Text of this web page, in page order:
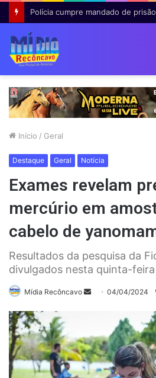
Início / Geral
Destaque Geral Notícia
Exames revelam
mercúrio em
cabelo de
Resultados da pesquisa da
divulgados nesta quinta-feira
Mídia Recôncavo
Mande
mail
04/04/2024